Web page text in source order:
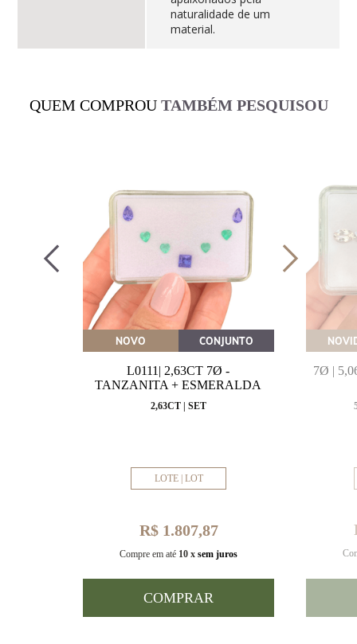
naturalidade de um
material.
QUEM COMPROU TAMBÉM PESQUISOU
NOVO CONJUNTO
L0111| 2,63CT 7Ø -
TANZANITA + ESMERALDA
2,63CT | SET
LOTE | LOT
R$ 1.807,87
Compre em até 10 x sem juros
COMPRAR
7Ø |